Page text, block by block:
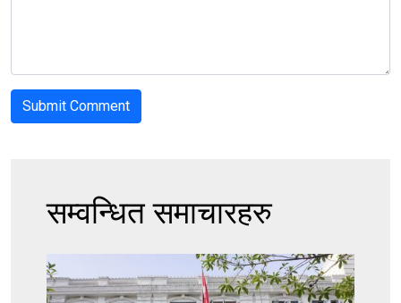
सम्वन्धित समाचारहरु